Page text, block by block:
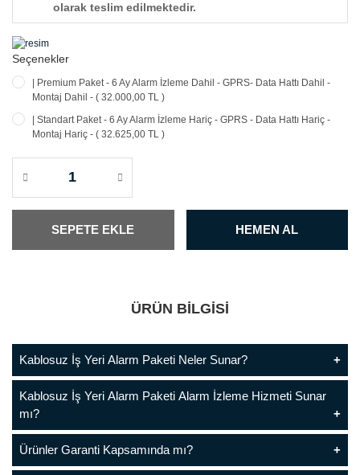
olarak teslim edilmektedir.
Seçenekler
| Premium Paket - 6 Ay Alarm İzleme Dahil - GPRS- Data Hattı Dahil -
Montaj Dahil - ( 32.000,00 TL )
| Standart Paket - 6 Ay Alarm İzleme Hariç - GPRS - Data Hattı Hariç -
Montaj Hariç - ( 32.625,00 TL )
SEPETE EKLE HEMEN AL
ÜRÜN BİLGİSİ
Kablosuz İş Yeri Alarm Paketi Neler Sunar?
Kablosuz İş Yeri Alarm Paketi Alarm İzleme Hizmeti Sunar
mı?
Ürünler Garanti Kapsamında mı?